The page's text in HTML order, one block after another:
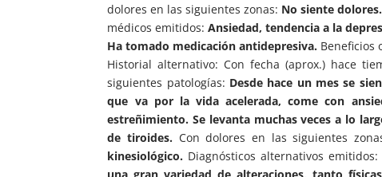
dolores en las siguientes zonas: No siente dolores.
médicos emitidos:Ansiedad, tendencia a la
Ha tomado medicación antidepresiva. Beneficios
Historial alternativo: Con fecha (aprox.) hace
siguientes patologías: Desde hace un mes se
que va por la vida acelerada, come con
estreñimiento. Se levanta muchas veces a lo
de tiroides. Con dolores en las siguientes
kinesiológico. Diagnósticos alternativos emitidos: